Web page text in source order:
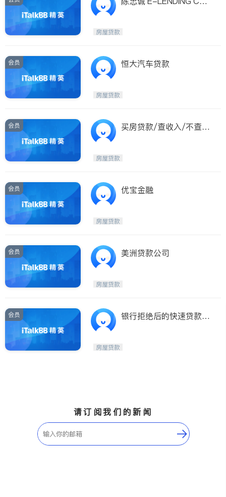
房屋贷款
会员 恒大汽车贷款
房屋贷款
会员
买房贷款/查收入/不查收
房屋贷款
会员 优宝金融
房屋贷款
会员 美洲贷款公司
房屋贷款
会员
银行拒绝后的快速贷款，
房屋贷款
请订阅我们的新闻